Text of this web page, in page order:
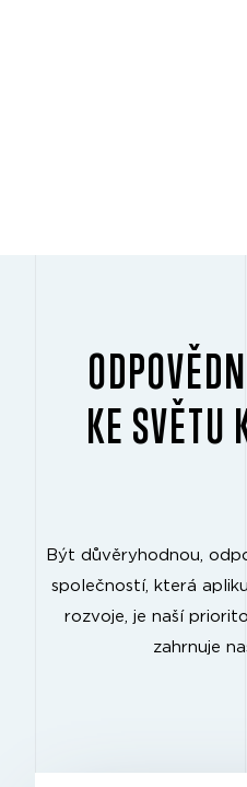
KE SVĚTU
Být důvěryhodnou,
společností, která
rozvoje, je naší
zahrnuje